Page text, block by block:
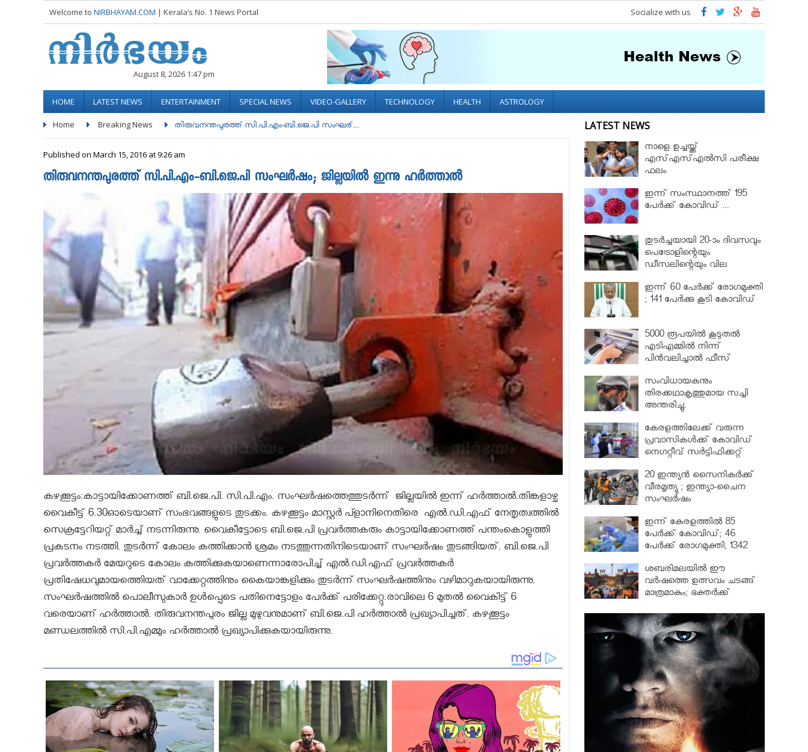
Welcome to NIRBHAYAM.COM | Kerala’s No. 1 News Portal Socialize with us
August 8, 2026 1:47 pm
HOME LATEST NEWS ENTERTAINMENT SPECIAL NEWS VIDEO-GALLERY TECHNOLOGY HEALTH ASTROLOGY
Home Breaking News തിരുവനന്തപുരത്ത് സി.പി.എം-ബി.ജെ.പി സംഘര്....
Published on March 15, 2016 at 9:26 am
തിരുവനന്തപുരത്ത് സി.പി.എം-ബി.ജെ.പി സംഘര്‍ഷം; ജില്ലയില്‍ ഇന്നു ഹര്‍ത്താല്‍
കഴക്കൂട്ടം:കാട്ടായിക്കോണത്ത് ബി.ജെ.പി. സി.പി.എം. സംഘര്‍ഷത്തെത്തുടർന്ന് ജില്ലയില്‍ ഇന്ന്‌ ഹര്‍ത്താല്‍.തിങ്കളാഴ്ച
വൈകീട്ട് 6.30ഓടെയാണ് സംഭവങ്ങളുടെ തുടക്കം. കഴക്കൂട്ടം മാസ്റ്റര്‍ പ്ളാനിനെതിരെ എല്‍.ഡി.എഫ് നേതൃത്വത്തില്‍
സെക്രട്ടേറിയറ്റ് മാര്‍ച്ച് നടന്നിരുന്നു. വൈകീട്ടോടെ ബി.ജെ.പി പ്രവര്‍ത്തകരും കാട്ടായിക്കോണത്ത് പന്തംകൊളുത്തി
പ്രകടനം നടത്തി. തുടര്‍ന്ന് കോലം കത്തിക്കാന്‍ ശ്രമം നടത്തുന്നതിനിടെയാണ് സംഘര്‍ഷം തുടങ്ങിയത്. ബി.ജെ.പി
പ്രവര്‍ത്തകര്‍ മേയറുടെ കോലം കത്തിക്കുകയാണെന്നാരോപിച്ച് എല്‍.ഡി.എഫ് പ്രവര്‍ത്തകര്‍
പ്രതിഷേധവുമായത്തെിയത് വാക്കേറ്റത്തിനും കൈയാങ്കളിക്കും തുടര്‍ന്ന് സംഘര്‍ഷത്തിനും വഴിമാറുകയായിരുന്നു.
സംഘര്‍ഷത്തില്‍ പൊലീസുകാര്‍ ഉള്‍പ്പെടെ പതിനെട്ടോളം പേര്‍ക്ക് പരിക്കേറ്റു.രാവിലെ 6 മുതല്‍ വൈകിട്ട് 6
വരെയാണ് ഹര്‍ത്താല്‍. തിരുവനന്തപുരം ജില്ല മുഴുവനുമാണ് ബി.ജെ.പി ഹര്‍ത്താല്‍ പ്രഖ്യാപിച്ചത്. കഴക്കൂട്ടം
മണ്ഡലത്തില്‍ സി.പി.എമ്മും ഹര്‍ത്താല്‍ പ്രഖ്യാപിക്കുകയായിരുന്നു.
LATEST NEWS
നാളെ ഉച്ചയ്ക്ക്
എസ്എസ്എല്‍സി പരീക്ഷ
ഫലം
ഇന്ന് സംസ്ഥാനത്ത് 195
പേര്‍ക്ക് കോവിഡ് ...
തുടർച്ചയായി 20-ാം ദിവസവും
പെട്രോളിന്റെയും
ഡീസലിന്റെയും വില
ഇന്ന് 60 പേർക്ക് രോഗമുക്തി
; 141 പേര്‍ക്കു കൂടി കോവിഡ്
5000 രൂപയിൽ കൂടുതൽ
എടിഎമ്മിൽ നിന്ന്
പിൻവലിച്ചാൽ ഫീസ്
സംവിധായകനും
തിരക്കഥാകൃത്തുമായ സച്ചി
അന്തരിച്ചു.
കേരളത്തിലേക്ക് വരുന്ന
പ്രവാസികള്‍ക്ക് കോവിഡ്
നെഗറ്റീവ് സര്‍ട്ടിഫിക്കറ്റ്
20 ഇന്ത്യൻ സൈനികർക്ക്
വീരമൃത്യു ; ഇന്ത്യാ-ചൈന
സംഘർഷം
ഇന്ന് കേരളത്തിൽ 85
പേർക്ക് കോവിഡ്; 46
പേർക്ക് രോഗമുക്തി, 1342
ശബരിമലയില്‍ ഈ
വർഷത്തെ ഉത്സവം ചടങ്ങ്
മാത്രമാകും; ഭക്തർക്ക്